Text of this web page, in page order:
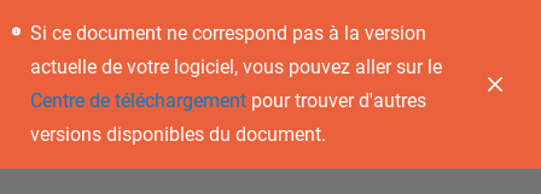
Si ce document ne correspond pas à la version
actuelle de votre logiciel, vous pouvez aller sur le
Centre de téléchargementpour trouver d'autres
versions disponibles du document.